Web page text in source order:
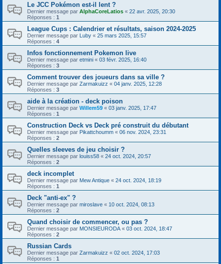
Le JCC Pokémon est-il lent ?
Dernier message par AlphaCoreLatios « 22 avr. 2025, 20:30
Réponses : 1
League Cups : Calendrier et résultats, saison 2024-2025
Dernier message par Luby « 25 mars 2025, 15:57
Réponses : 4
Infos fonctionnement Pokemon live
Dernier message par etmini « 03 févr. 2025, 16:40
Réponses : 3
Comment trouver des joueurs dans sa ville ?
Dernier message par Zarmakuizz « 04 janv. 2025, 12:28
Réponses : 3
aide à la création - deck poison
Dernier message par Willem59 « 03 janv. 2025, 17:47
Réponses : 1
Construction Deck vs Deck pré construit du débutant
Dernier message par Pikattchoumm « 06 nov. 2024, 23:31
Réponses : 2
Quelles sleeves de jeu choisir ?
Dernier message par louiss58 « 24 oct. 2024, 20:57
Réponses : 2
deck incomplet
Dernier message par Mew Antique « 24 oct. 2024, 18:19
Réponses : 1
Deck "anti-ex" ?
Dernier message par miroslave « 10 oct. 2024, 08:13
Réponses : 2
Quand choisir de commencer, ou pas ?
Dernier message par MONSIEURODA « 03 oct. 2024, 18:47
Réponses : 2
Russian Cards
Dernier message par Zarmakuizz « 02 oct. 2024, 17:03
Réponses : 1